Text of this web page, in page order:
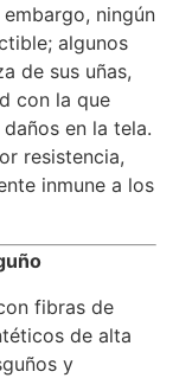
ningún
algunos
de sus uñas,
con la que
en la tela.
resistencia,
inmune a los
fibras de
de alta
y